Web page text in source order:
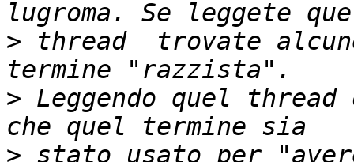
> thread  trovate
> Leggendo quel thread
> stato usato per